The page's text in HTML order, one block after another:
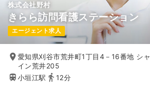
株式会社野村
きらら訪問看護ステーション
エージェント求人
愛知県刈谷市荒井町1丁目4－16番地 シャ
イン荒井205
小垣江駅
12分